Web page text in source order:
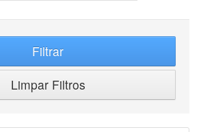
Filtrar
Limpar Filtros